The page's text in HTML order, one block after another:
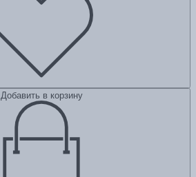
Добавить в корзину